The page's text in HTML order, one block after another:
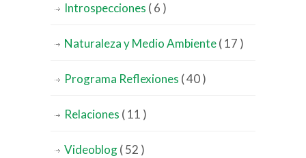
Introspecciones ( 6 )
Naturaleza y Medio Ambiente( 17 )
Programa Reflexiones ( 40 )
Relaciones ( 11 )
Videoblog( 52 )